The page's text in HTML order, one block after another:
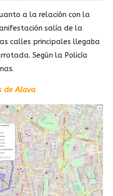
a la relación con la
salía de la
calles principales llegaba
Según la Policía
de Alava